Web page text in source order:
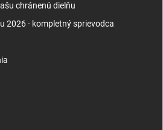
chránenú dielňu
2026 - kompletný sprievodca